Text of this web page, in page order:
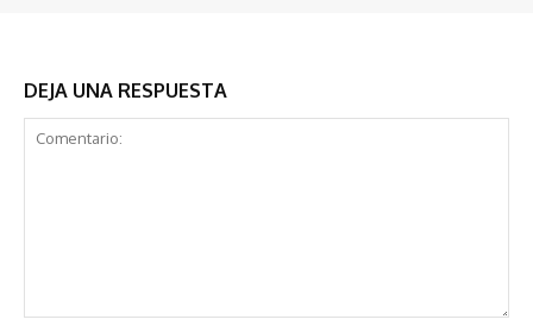
DEJA UNA RESPUESTA